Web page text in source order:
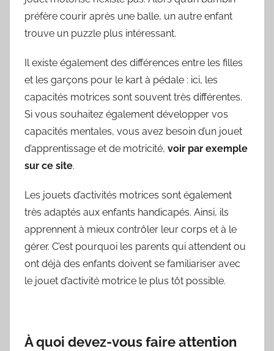
préfère courir après une balle, un autre enfant
trouve un puzzle plus intéressant.
Il existe également des différences entre les filles
et les garçons pour le kart à pédale : ici, les
capacités motrices sont souvent très différentes.
Si vous souhaitez également développer vos
capacités mentales, vous avez besoin d’un jouet
d’apprentissage et de motricité, voir par exemple
sur ce site.
Les jouets d’activités motrices sont également
très adaptés aux enfants handicapés. Ainsi, ils
apprennent à mieux contrôler leur corps et à le
gérer. C’est pourquoi les parents qui attendent ou
ont déjà des enfants doivent se familiariser avec
le jouet d’activité motrice le plus tôt possible.
À quoi devez-vous faire attention